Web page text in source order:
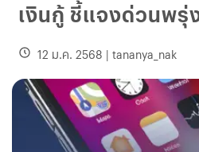
เงินกู้ ชี้แจงด่วนพรุ่
12 ม.ค. 2568 | tananya_nak